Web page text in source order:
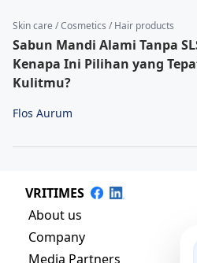
Skin care / Cosmetics / Hair products
Sabun Mandi Alami Tanpa
Kenapa Ini Pilihan yang
Kulitmu?
Flos Aurum
VRITIMES
About us
Company
Media Partners